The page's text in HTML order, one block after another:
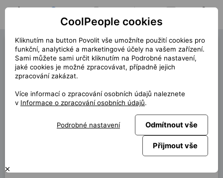
Hledat pozici Moje pozice Notifikace
Test Engineer (42823)
« zpět
Místo
Start (délka)
5/2026
80%
CoolPeople cookies
Kliknutím na button Povolit vše umožníte použití cookies pro
funkční, analytické a marketingové účely na vašem zařízení.
Sami můžete sami určit kliknutím na Podrobné nastavení,
jaké cookies je možné zpracovávat, případně jejich
zpracování zakázat.
Více informací o zpracování osobních údajů naleznete
v Informace o zpracování osobních údajů.
Podrobné nastavení Odmítnout vše
Přijmout vše